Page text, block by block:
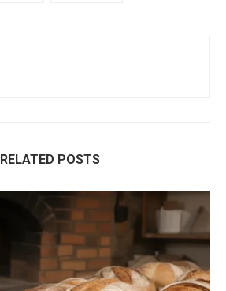
RELATED POSTS